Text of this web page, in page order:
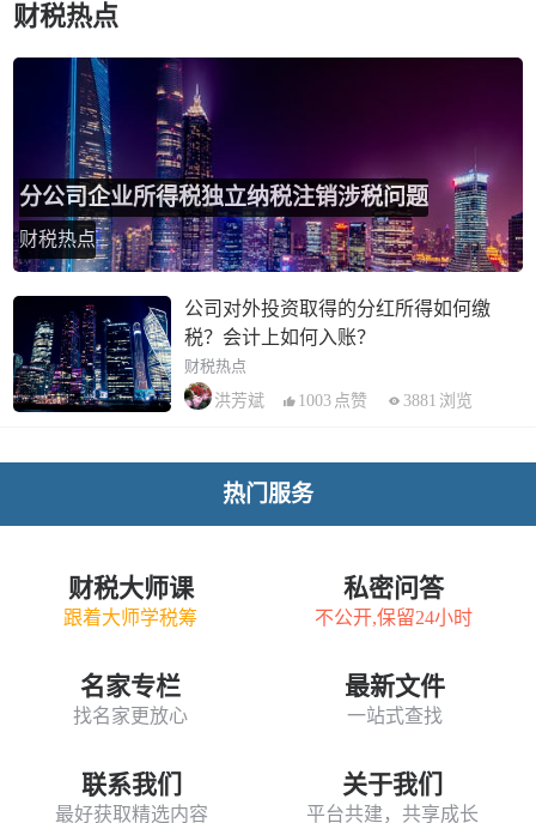
财税热点
分公司企业所得税独立纳税注销涉税问题
财税热点
公司对外投资取得的分红所得如何缴
税？会计上如何入账？
财税热点
洪芳斌
1003 点赞 3881 浏览
热门服务
财税大师课
跟着大师学税筹
私密问答
不公开,保留24小时
名家专栏
找名家更放心
最新文件
一站式查找
联系我们
最好获取精选内容
关于我们
平台共建，共享成长